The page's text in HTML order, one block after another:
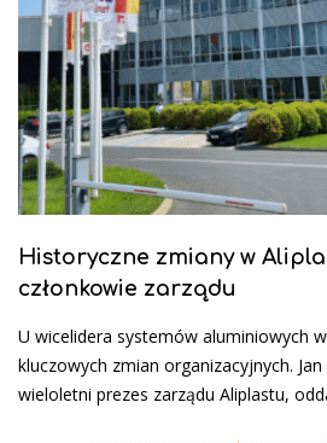
Historyczne zmiany w
członkowie zarządu
U wicelidera systemów aluminiowych
kluczowych zmian organizacyjnych. Jan
wieloletni prezes zarządu Aliplastu,